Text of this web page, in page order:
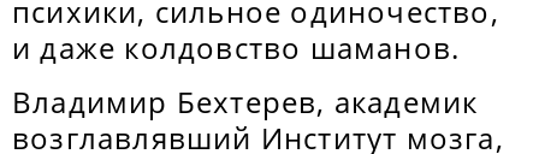
психики, сильное одиночество,
и даже колдовство шаманов.
Владимир Бехтерев, академик
возглавлявший Институт мозга,